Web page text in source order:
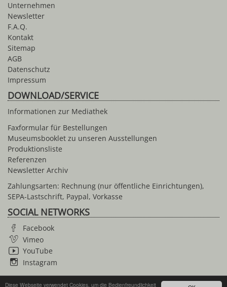
Diese Webseite verwendet Cookies, um die Bedienfreundlichkeit
Unternehmen
Newsletter
F.A.Q.
Kontakt
Sitemap
AGB
Datenschutz
Impressum
DOWNLOAD/SERVICE
Informationen zur Mediathek
Faxformular für Bestellungen
Museumsbooklet zu unseren Ausstellungen
Produktionsliste
Referenzen
Newsletter Archiv
Zahlungsarten: Rechnung (nur öffentliche Einrichtungen),
SEPA-Lastschrift, Paypal, Vorkasse
SOCIAL NETWORKS
Facebook
Vimeo
YouTube
Instagram